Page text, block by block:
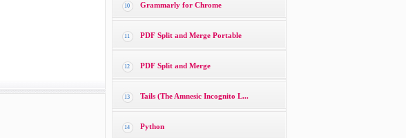
10 Grammarly for Chrome
11 PDF Split and Merge Portable
12 PDF Split and Merge
13 Tails (The Amnesic Incognito L...
14 Python